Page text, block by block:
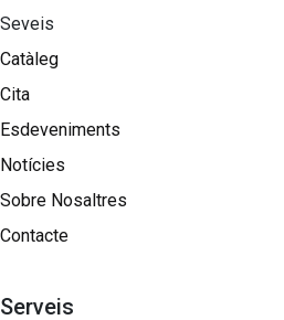
Seveis
Catàleg
Cita
Esdeveniments
Notícies
Sobre Nosaltres​
Contacte
Serveis